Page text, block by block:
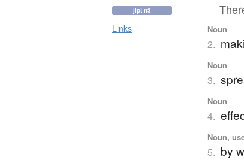
jlpt n3
Links Noun
2.
Noun
3.
Noun
4.
Noun,
5. by